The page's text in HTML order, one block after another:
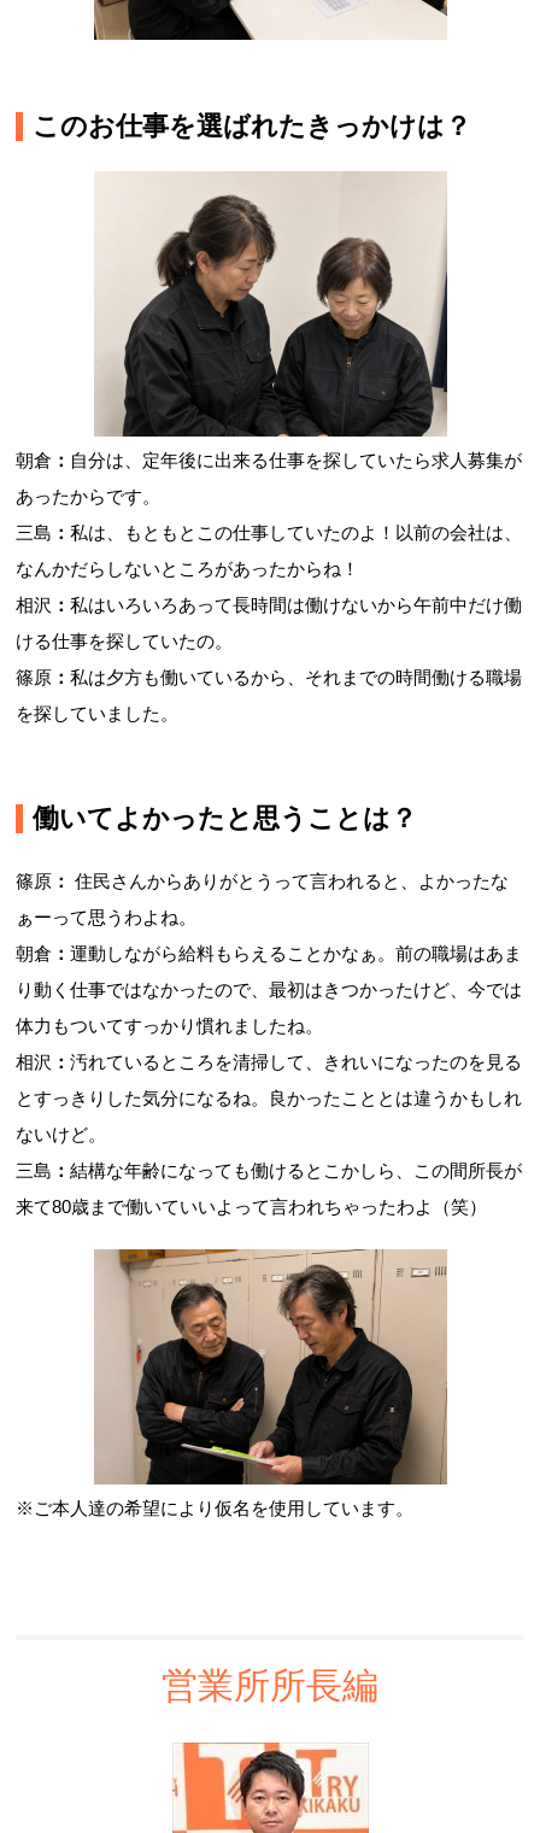
このお仕事を選ばれたきっかけは？
朝倉 ： 自分は、定年後に出来る仕事を探していたら求人募集が
あったからです。
三島 ：私は、もともとこの仕事していたのよ！以前の会社は、
なんかだらしないところがあったからね！
相沢 ：私はいろいろあって長時間は働けないから午前中だけ働
ける仕事を探していたの。
篠原 ：私は夕方も働いているから、それまでの時間働ける職場
を探していました。
働いてよかったと思うことは？
篠原 ：住民さんからありがとうって言われると、よかったな
ぁーって思うわよね。
朝倉 ：運動しながら給料もらえることかなぁ。前の職場はあま
り動く仕事ではなかったので、最初はきつかったけど、今では
体力もついてすっかり慣れましたね。
相沢 ：汚れているところを清掃して、きれいになったのを見る
とすっきりした気分になるね。良かったこととは違うかもしれ
ないけど。
三島 ：結構な年齢になっても働けるとこかしら、この間所長が
来て80歳まで働いていいよって言われちゃったわよ（笑）
※ご本人達の希望により仮名を使用しています。
営業所所長編